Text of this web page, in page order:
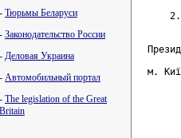
- Тюрьмы Беларуси
- Законодательство России
- Деловая Украина
- Автомобильный портал
- The legislation of the Great
Britain
м.